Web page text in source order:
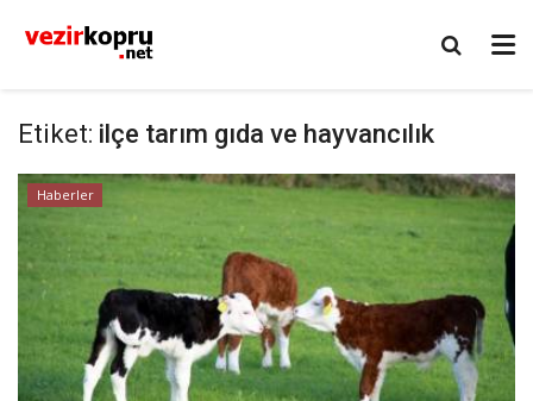
Etiket: ilçe tarım gıda ve hayvancılık
Haberler